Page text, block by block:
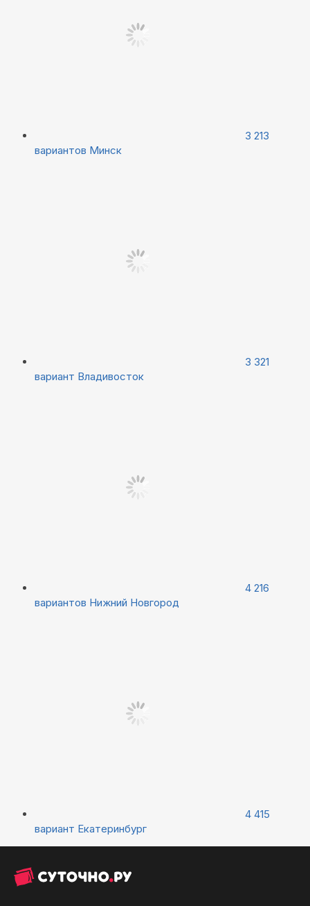
3 213
вариантов Минск
3 321
вариант Владивосток
4 216
вариантов Нижний Новгород
4 415
вариант Екатеринбург